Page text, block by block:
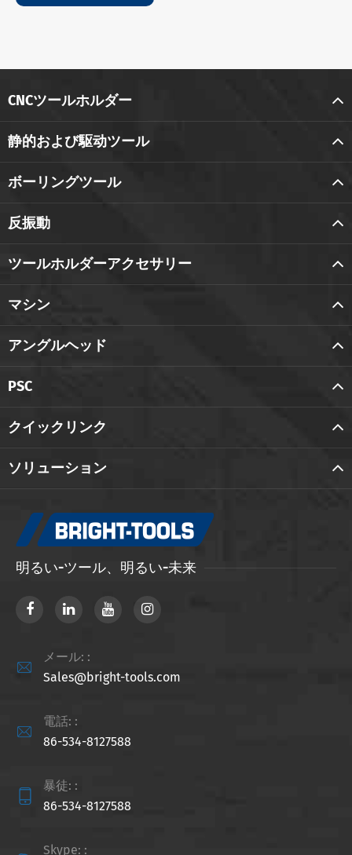
CNCツールホルダー
静的および駆动ツール
ボーリングツール
反振動
ツールホルダーアクセサリー
マシン
アングルヘッド
PSC
クイックリンク
ソリューション
明るい-ツール、明るい-未来

メール: :
Sales@bright-tools.com

電話: :
86-534-8127588

暴徒: :
86-534-8127588
Skype: :